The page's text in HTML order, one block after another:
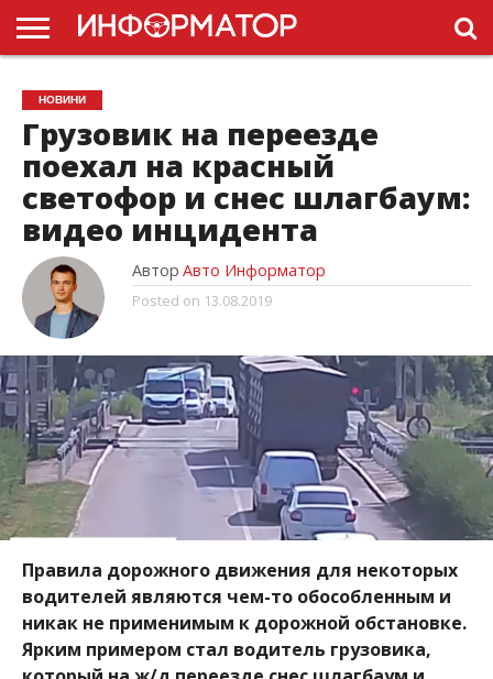
ГОЛОВНА
НОВИНИ
ПДР
УКРАЇНИ
РЕКЛАМА
ПРОЕКТЫ
НОВИНИ
Грузовик на переезде
поехал на красный
светофор и снес шлагбаум:
видео инцидента
Автор Авто Информатор
Posted on 13.08.2019
Правила дорожного движения для некоторых
водителей являются чем-то обособленным и
никак не применимым к дорожной обстановке.
Ярким примером стал водитель грузовика,